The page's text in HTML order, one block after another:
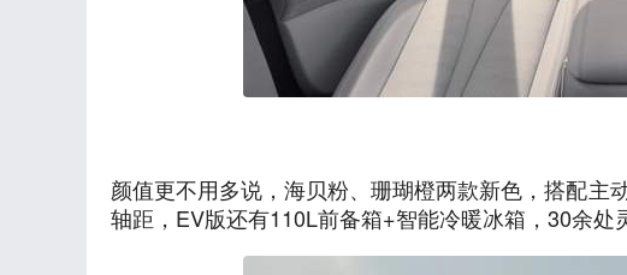
颜值更不用多说，海贝粉、珊瑚橙两款新色，搭配
轴距，EV版还有110L前备箱+智能冷暖冰箱，30余处